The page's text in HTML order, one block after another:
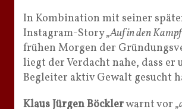
In Kombination mit seiner
Instagram-Story„Auf in den
frühen Morgen der
liegt der Verdacht nahe, dass er
Begleiter aktiv Gewalt gesucht
Klaus Jürgen Böcklerwarnt vor